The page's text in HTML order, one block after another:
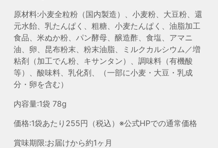
原材料:小麦全粒粉（国内製造）、小麦粉、大豆粉、還
元水飴、乳たんぱく、粗糖、小麦たんぱく、油脂加工
食品、米ぬか粉、パン酵母、醸造酢、食塩、アマニ
油、卵、昆布粉末、粉末油脂、ミルクカルシウム／増
粘剤（加工でん粉、キサンタン）、調味料（有機酸
等）、酸味料、乳化剤、（一部に小麦・大豆・乳成
分・卵を含む）
内容量:1袋 78g
価格:1袋あたり255円（税込）※公式HPでの通常価格
賞味期限:お届けから約1ヶ月